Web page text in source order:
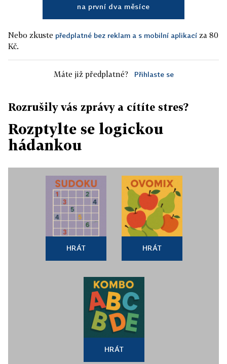
na první dva měsíce
Nebo zkuste předplatné bez reklam a s mobilní aplikací za 80
Kč.
Máte již předplatné? Přihlaste se
Rozrušily vás zprávy a cítíte stres?
Rozptylte se logickou
hádankou
HRÁT HRÁT
HRÁT